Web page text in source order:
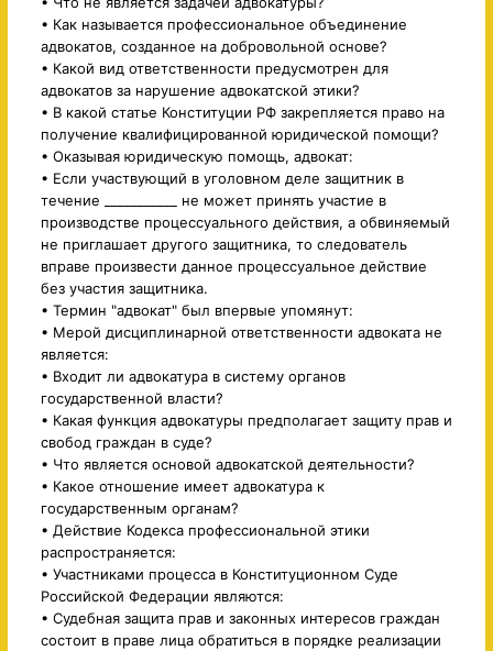
• Как называется профессиональное объединение
адвокатов, созданное на добровольной основе?
• Какой вид ответственности предусмотрен для
адвокатов за нарушение адвокатской этики?
• В какой статье Конституции РФ закрепляется право на
получение квалифицированной юридической помощи?
• Оказывая юридическую помощь, адвокат:
• Если участвующий в уголовном деле защитник в
течение ___________ не может принять участие в
производстве процессуального действия, а обвиняемый
не приглашает другого защитника, то следователь
вправе произвести данное процессуальное действие
без участия защитника.
• Термин "адвокат" был впервые упомянут:
• Мерой дисциплинарной ответственности адвоката не
является:
• Входит ли адвокатура в систему органов
государственной власти?
• Какая функция адвокатуры предполагает защиту прав и
свобод граждан в суде?
• Что является основой адвокатской деятельности?
• Какое отношение имеет адвокатура к
государственным органам?
• Действие Кодекса профессиональной этики
распространяется:
• Участниками процесса в Конституционном Суде
Российской Федерации являются:
• Судебная защита прав и законных интересов граждан
состоит в праве лица обратиться в порядке реализации